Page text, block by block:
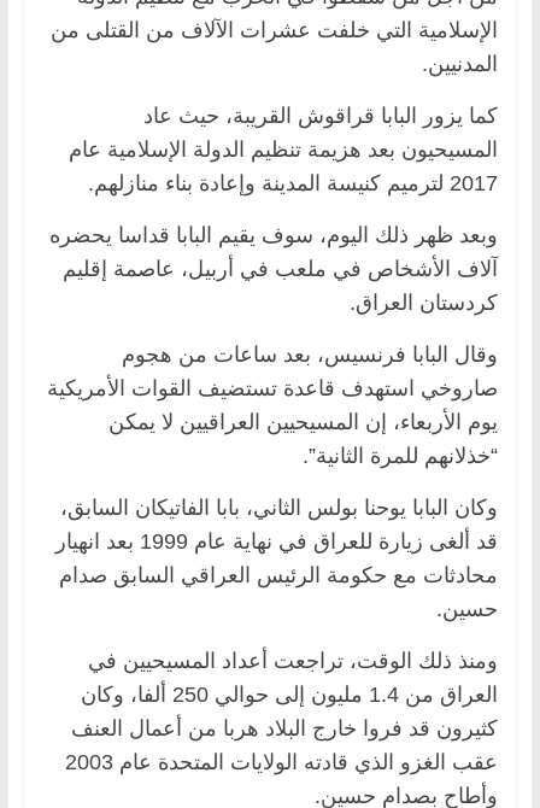
الإسلامية التي خلفت عشرات الآلاف من القتلى من
المدنيين.
كما يزور البابا قراقوش القريبة، حيث عاد
المسيحيون بعد هزيمة تنظيم الدولة الإسلامية عام
2017 لترميم كنيسة المدينة وإعادة بناء منازلهم.
وبعد ظهر ذلك اليوم، سوف يقيم البابا قداسا يحضره
آلاف الأشخاص في ملعب في أربيل، عاصمة إقليم
كردستان العراق.
وقال البابا فرنسيس، بعد ساعات من هجوم
صاروخي استهدف قاعدة تستضيف القوات الأمريكية
يوم الأربعاء، إن المسيحيين العراقيين لا يمكن
“خذلانهم للمرة الثانية”.
وكان البابا يوحنا بولس الثاني، بابا الفاتيكان السابق،
قد ألغى زيارة للعراق في نهاية عام 1999 بعد انهيار
محادثات مع حكومة الرئيس العراقي السابق صدام
حسين.
ومنذ ذلك الوقت، تراجعت أعداد المسيحيين في
العراق من 1.4 مليون إلى حوالي 250 ألفا، وكان
كثيرون قد فروا خارج البلاد هربا من أعمال العنف
عقب الغزو الذي قادته الولايات المتحدة عام 2003
وأطاح بصدام حسين.